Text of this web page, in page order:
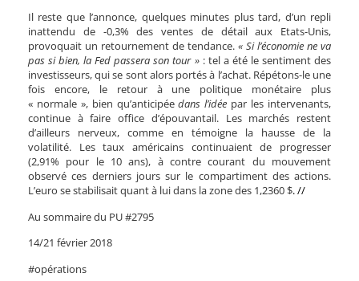
Il reste que l’annonce, quelques minutes plus tard, d’un repli
inattendu de -0,3% des ventes de détail aux Etats-Unis,
provoquait un retournement de tendance. « Si l’économie ne va
pas si bien, la Fed passera son tour »: tel a été le sentiment des
investisseurs, qui se sont alors portés à l’achat. Répétons-le une
fois encore, le retour à une politique monétaire plus
« normale », bien qu’anticipéedans l’idée par les intervenants,
continue à faire office d’épouvantail. Les marchés restent
d’ailleurs nerveux, comme en témoigne la hausse de la
volatilité. Les taux américains continuaient de progresser
(2,91% pour le 10 ans), à contre courant du mouvement
observé ces derniers jours sur le compartiment des actions.
L’euro se stabilisait quant à lui dans la zone des 1,2360 $. //
Au sommaire du PU #2795
14/21 février 2018
#opérations